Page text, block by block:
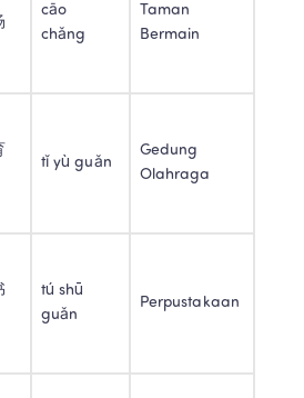
cāo
chǎng
Taman
Bermain
tǐ yù guǎn
Gedung
Olahraga
tú shū
guǎn
Perpustakaan